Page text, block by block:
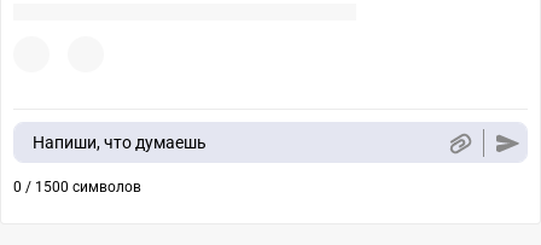
Напиши, что думаешь
0 / 1500 символов